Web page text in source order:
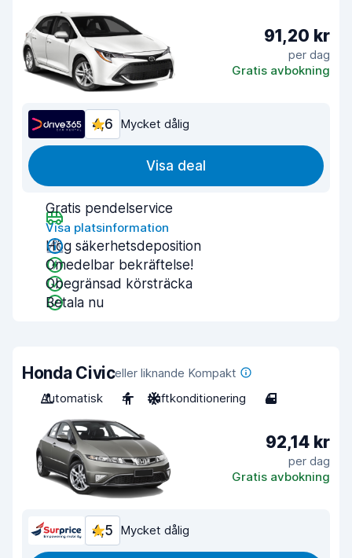
91,20 kr
per dag
Gratis avbokning
4,6 Mycket dålig
Visa deal
Gratis pendelservice
Visa platsinformation
Hög säkerhetsdeposition
Omedelbar bekräftelse!
Obegränsad körsträcka
Betala nu
Honda Civiceller liknande Kompakt
Automatisk
4 Luftkonditionering 4
92,14 kr
per dag
Gratis avbokning
4,5 Mycket dålig